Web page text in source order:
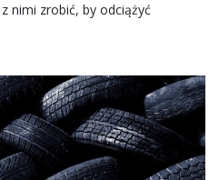
nimi zrobić, by odciążyć